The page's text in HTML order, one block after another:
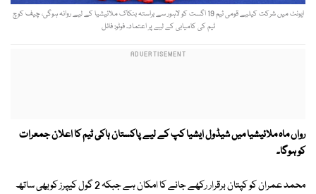
ایونٹ میں شرکت کیلیے قومی ٹیم 19 اگست کو لاہور سے براستہ بنکاک ملائیشیا کے لیے روانہ ہوگی، چیف کوچ
ٹیم کی کامیابی کے لیے پر اعتماد۔ فوٹو: فائل
رواں ماہ ملائیشیا میں شیڈول ایشیا کپ کے لیے پاکستان ہاکی ٹیم کا اعلان جمعرات
کو ہوگا۔
محمد عمران کو کپتان برقرار رکھے جانے کا امکان ہے جبکہ 2 گول کیپرز کوبھی ساتھ